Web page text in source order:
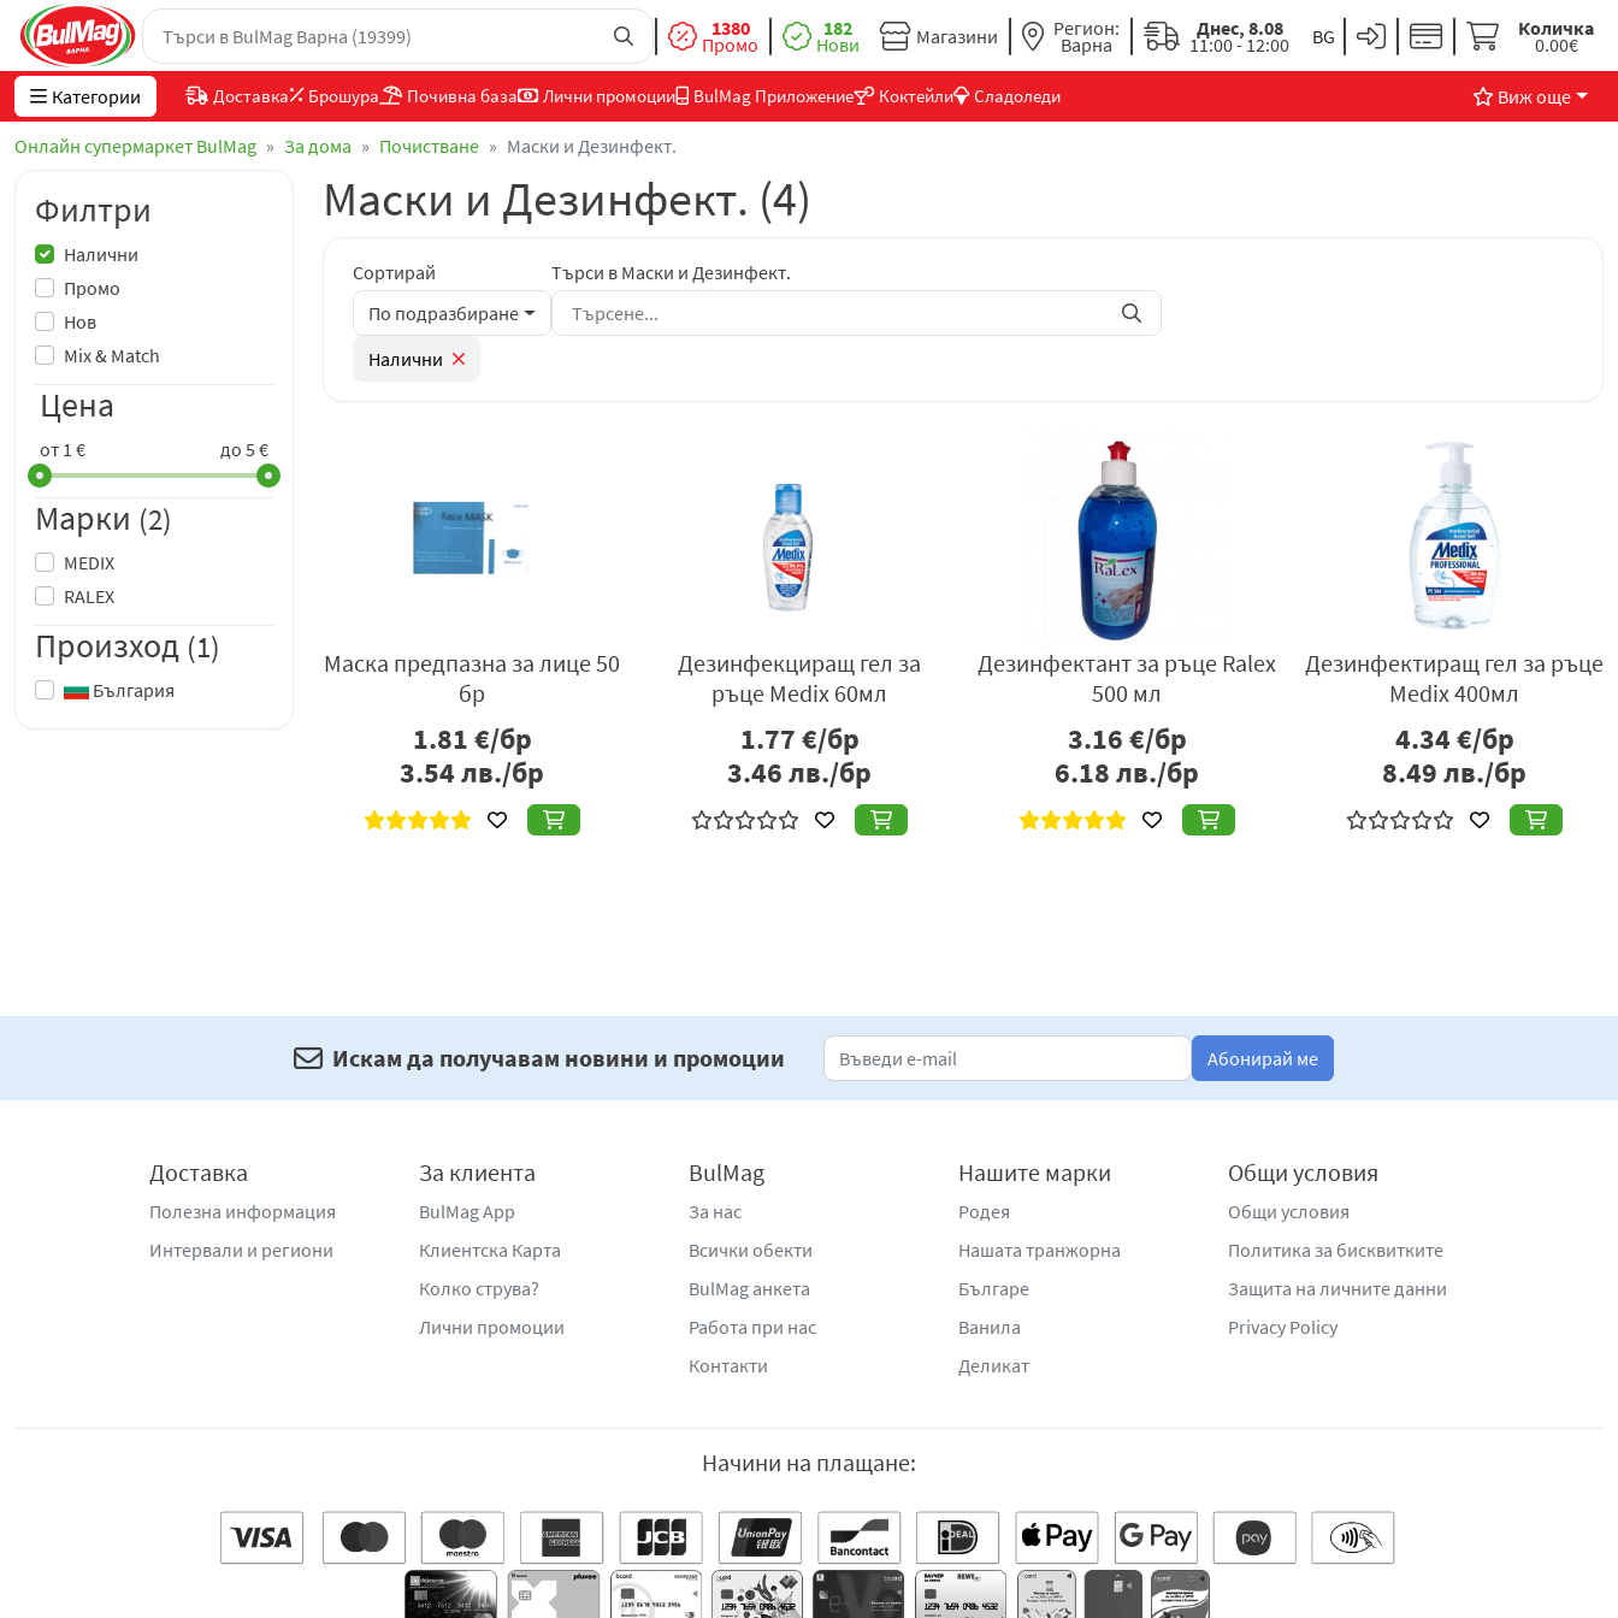
1380
Промо
182
Нови Магазини Регион:
Варна
Днес, 8.08
11:00 - 12:00
Количка
0.00€
Категории Доставка Брошура Почивна база Лични промоции BulMag Приложение Коктейли Сладоледи Виж още
Онлайн супермаркет BulMag За дома Почистване Маски и Дезинфект.
Филтри
Промо
Нов
Mix & Match
Налични
Цена
от 1 € до 5 €
Марки (2)
MEDIX
RALEX
Произход (1)
България
Маски и Дезинфект. (4)
Сортирай
По подразбиране
Търси в Маски и Дезинфект.
Налични
Маска предпазна за лице 50
бр
1.81€/бр
3.54лв./бр
Дезинфекциращ гел за
ръце Medix 60мл
1.77€/бр
3.46лв./бр
Дезинфектант за ръце Ralex
500 мл
3.16€/бр
6.18лв./бр
Дезинфектиращ гел за ръце
Medix 400мл
4.34€/бр
8.49лв./бр
Искам да получавам новини и промоции Абонирай ме
Доставка
Полезна информация
Интервали и региони
За клиента
BulMag App
Клиентска Карта
Колко струва?
Лични промоции
BulMag
За нас
Всички обекти
BulMag анкета
Работа при нас
Контакти
Нашите марки
Родея
Нашата транжорна
Българе
Ванила
Деликат
Общи условия
Общи условия
Политика за бисквитките
Защита на личните данни
Privacy Policy
Начини на плащане: